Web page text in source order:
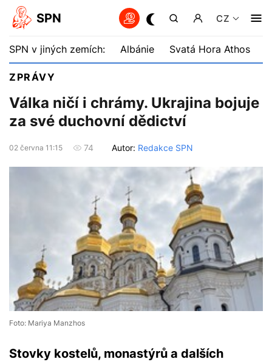
SPN CZ
SPN v jiných zemích: Albánie Svatá Hora Athos
ZPRÁVY
Válka ničí i chrámy. Ukrajina bojuje
za své duchovní dědictví
02 června 11:15 74 Autor: Redakce SPN
Foto: Mariya Manzhos
Stovky kostelů, monastýrů a dalších